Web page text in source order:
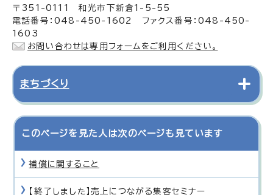
〒351-0111 和光市下新倉1-5-55
電話番号：048-450-1602 ファクス番号：048-450-
1603
お問い合わせは専用フォームをご利用ください。
まちづくり
このページを見た人は次のページも見ています
補償に関すること
【終了しました】売上につながる集客セミナー